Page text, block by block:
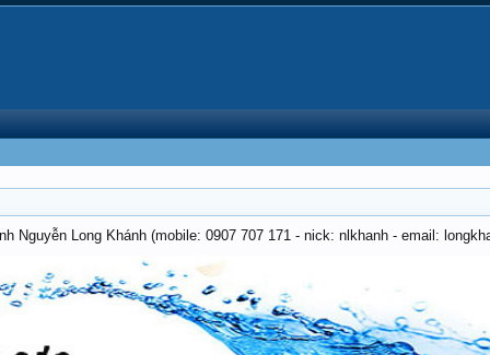
Nguyễn Long Khánh (mobile: 0907 707 171 - nick: nlkhanh - email: